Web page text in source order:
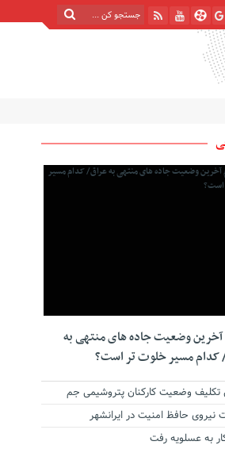
آخرین وضعیت جاده های منتهی به
کدام مسیر خلوت تر است؟
تکلیف وضعیت کارکنان پتروشیمی جم
نیروی حافظ امنیت در ایرانشهر
به عسلویه رفت